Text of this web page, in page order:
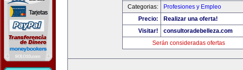
Categorias:
Profesiones y Empleo
Precio:
Realizar una oferta!
Visitar!
consultoradebelleza.com
Serán consideradas ofertas